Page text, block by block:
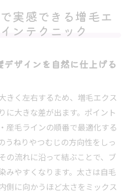
実感できる増毛エ
ンテクニック
ザインを自然に仕上げる
きく左右するため、増毛エクス
に大きな差が出ます。ポイント
産毛ラインの順番で最適化する
うねりやつむじの方向性をしっ
の流れに沿って結ぶことで、ブ
みやすくなります。太さは自毛
側に向かうほど太さをミックス